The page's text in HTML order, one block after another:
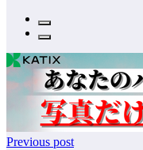
Previous post